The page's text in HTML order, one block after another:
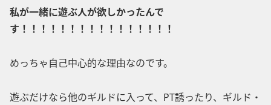
私が一緒に遊ぶ人が欲しかったんで
す！！！！！！！！！！！！！！！！
めっちゃ自己中心的な理由なのです。
遊ぶだけなら他のギルドに入って、PT誘ったり、ギルド・